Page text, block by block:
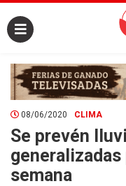
08/06/2020 CLIMA
Se prevén
semana